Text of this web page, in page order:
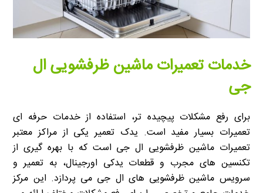
خدمات تعمیرات ماشین ظرفشویی ال
جی
برای رفع مشکلات پیچیده تر، استفاده از خدمات حرفه ای
تعمیرات بسیار مفید است. یدک تعمیر یکی از مراکز معتبر
تعمیرات ماشین ظرفشویی ال جی است که با بهره گیری از
تکنسین های مجرب و قطعات یدکی اورجینال، به تعمیر و
سرویس ماشین ظرفشویی های ال جی می پردازد. این مرکز